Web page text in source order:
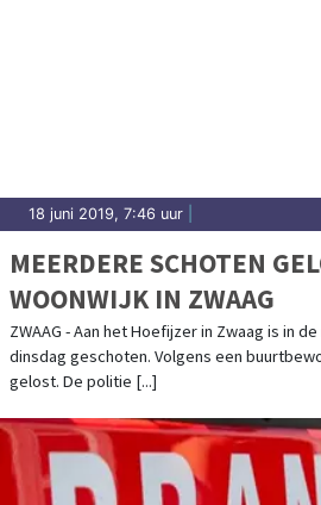
18 juni 2019, 7:46 uur
MEERDERE SCHOTEN
WOONWIJK IN ZWAAG
ZWAAG - Aan het Hoefijzer in Zwaag is in
dinsdag geschoten. Volgens een
gelost. De politie [...]